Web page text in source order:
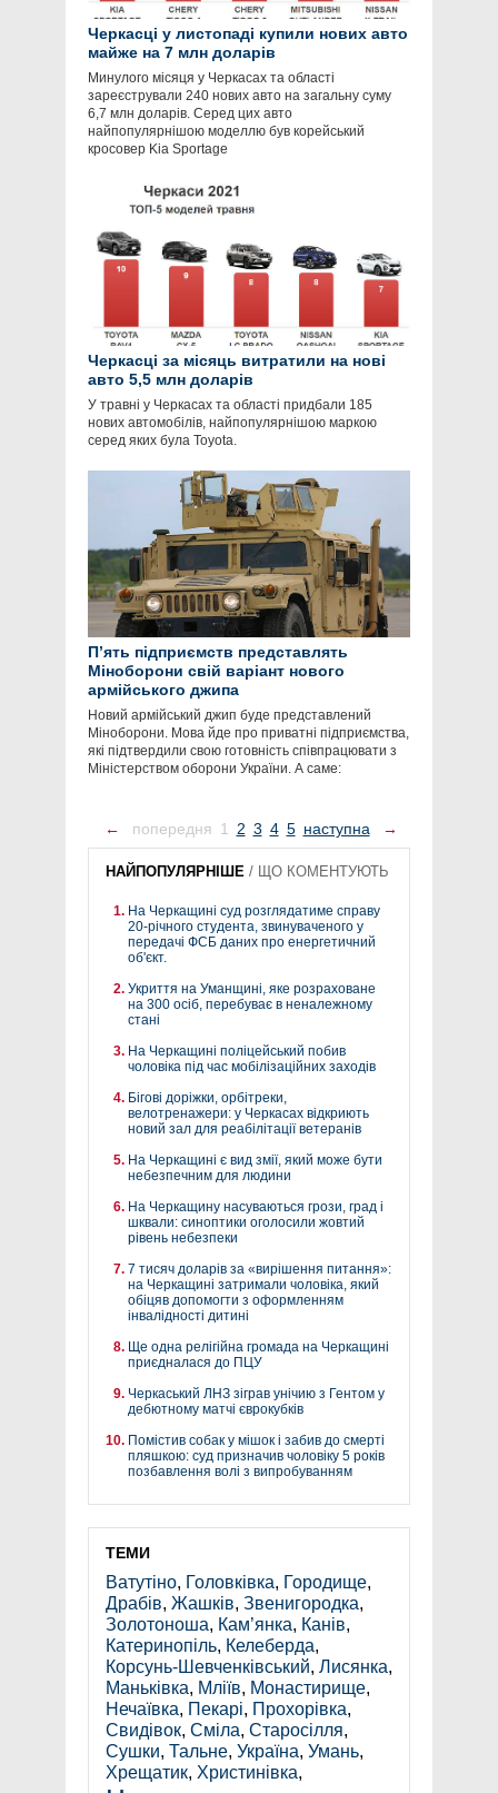
Черкасці у листопаді купили нових авто
майже на 7 млн доларів
Минулого місяця у Черкасах та області
зареєстрували 240 нових авто на загальну суму
6,7 млн доларів. Серед цих авто
найпопулярнішою моделлю був корейський
кросовер Kia Sportage
Черкасці за місяць витратили на нові
авто 5,5 млн доларів
У травні у Черкасах та області придбали 185
нових автомобілів, найпопулярнішою маркою
серед яких була Toyota.
П’ять підприємств представлять
Міноборони свій варіант нового
армійського джипа
Новий армійський джип буде представлений
Міноборони. Мова йде про приватні підприємства,
які підтвердили свою готовність співпрацювати з
Міністерством оборони України. А саме:
← попередня 1 2 3 4 5 наступна →
НАЙПОПУЛЯРНІШЕ / ЩО КОМЕНТУЮТЬ
На Черкащині суд розглядатиме справу
20-річного студента, звинуваченого у
передачі ФСБ даних про енергетичний
об'єкт.
Укриття на Уманщині, яке розраховане
на 300 осіб, перебуває в неналежному
стані
На Черкащині поліцейський побив
чоловіка під час мобілізаційних заходів
Бігові доріжки, орбітреки,
велотренажери: у Черкасах відкриють
новий зал для реабілітації ветеранів
На Черкащині є вид змії, який може бути
небезпечним для людини
На Черкащину насуваються грози, град і
шквали: синоптики оголосили жовтий
рівень небезпеки
7 тисяч доларів за «вирішення питання»:
на Черкащині затримали чоловіка, який
обіцяв допомогти з оформленням
інвалідності дитині
Ще одна релігійна громада на Черкащині
приєдналася до ПЦУ
Черкаський ЛНЗ зіграв унічию з Гентом у
дебютному матчі єврокубків
Помістив собак у мішок і забив до смерті
пляшкою: суд призначив чоловіку 5 років
позбавлення волі з випробуванням
ТЕМИ
Ватутіно, Головківка, Городище,
Драбів, Жашків, Звенигородка,
Золотоноша, Кам’янка, Канів,
Катеринопіль, Келеберда,
Корсунь-Шевченківський, Лисянка,
Маньківка, Мліїв, Монастирище,
Нечаївка, Пекарі, Прохорівка,
Свидівок, Сміла, Старосілля,
Сушки, Тальне, Україна, Умань,
Хрещатик, Христинівка,